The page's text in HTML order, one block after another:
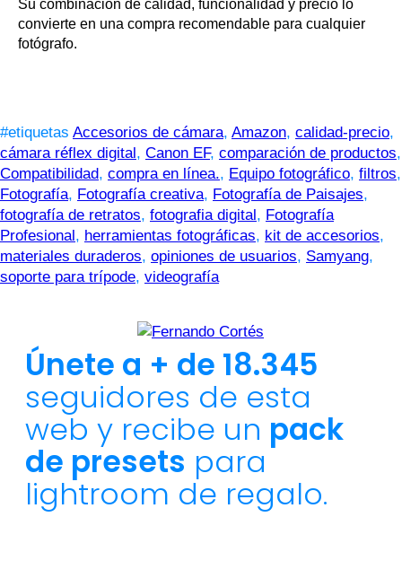
Su combinación de calidad, funcionalidad y precio lo
convierte en una compra recomendable para cualquier
fotógrafo.
#etiquetas Accesorios de cámara, Amazon, calidad-precio,
cámara réflex digital , Canon EF, comparación de productos,
Compatibilidad, compra en línea., Equipo fotográfico, filtros,
Fotografía, Fotografía creativa, Fotografía de Paisajes,
fotografía de retratos, fotografia digital , Fotografía
Profesional , herramientas fotográficas, kit de accesorios,
materiales duraderos, opiniones de usuarios, Samyang,
soporte para trípode, videografía
Únete a + de 18.345
seguidores de esta
web y recibe un pack
de presets para
lightroom de regalo.